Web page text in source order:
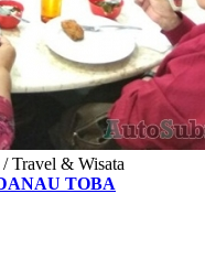
Travel & Wisata
TOBA